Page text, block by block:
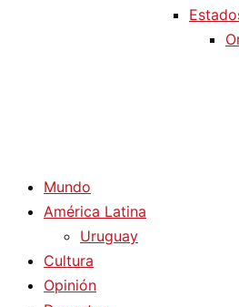
Mundo
América Latina
Uruguay
Cultura
Opinión